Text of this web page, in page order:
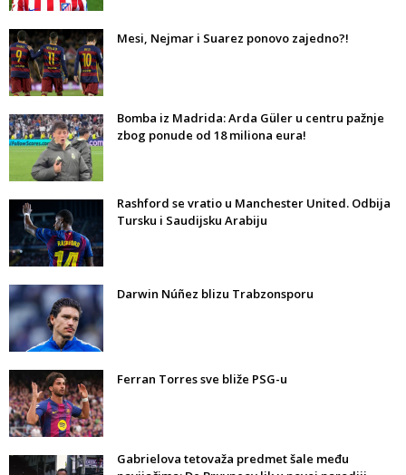
Mesi, Nejmar i Suarez ponovo zajedno?!
Bomba iz Madrida: Arda Güler u centru pažnje
zbog ponude od 18 miliona eura!
Rashford se vratio u Manchester United. Odbija
Tursku i Saudijsku Arabiju
Darwin Núñez blizu Trabzonsporu
Ferran Torres sve bliže PSG-u
Gabrielova tetovaža predmet šale među